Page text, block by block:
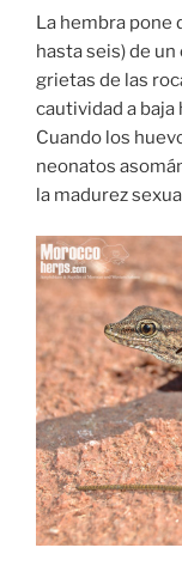
La hembra pone
hasta seis) de
grietas de las
cautividad a baja
Cuando los
neonatos
la madurez